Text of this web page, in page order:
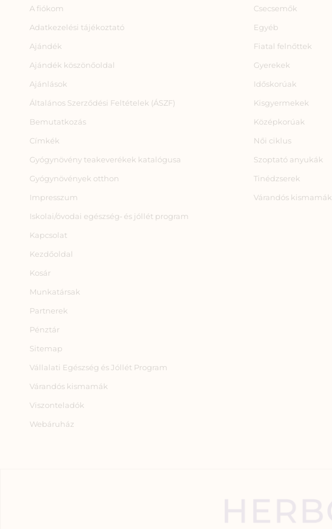
A fiókom
Adatkezelési tájékoztató
Ajándék
Ajándék köszönőoldal
Ajánlások
Általános Szerződési Feltételek (ÁSZF)
Bemutatkozás
Címkék
Gyógynövény teakeverékek katalógusa
Gyógynövények otthon
Impresszum
Iskolai/óvodai egészség‑ és jóllét program
Kapcsolat
Kezdőoldal
Kosár
Munkatársak
Partnerek
Pénztár
Sitemap
Vállalati Egészség és Jóllét Program
Várandós kismamák
Viszonteladók
Webáruház
Csecsemők
Egyéb
Fiatal felnőttek
Gyerekek
Időskorúak
Kisgyermekek
Középkorúak
Női ciklus
Szoptató anyukák
Tinédzserek
Várandós kismamák